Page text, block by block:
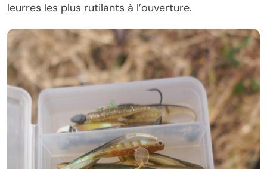
leurres les plus rutilants à l’ouverture.